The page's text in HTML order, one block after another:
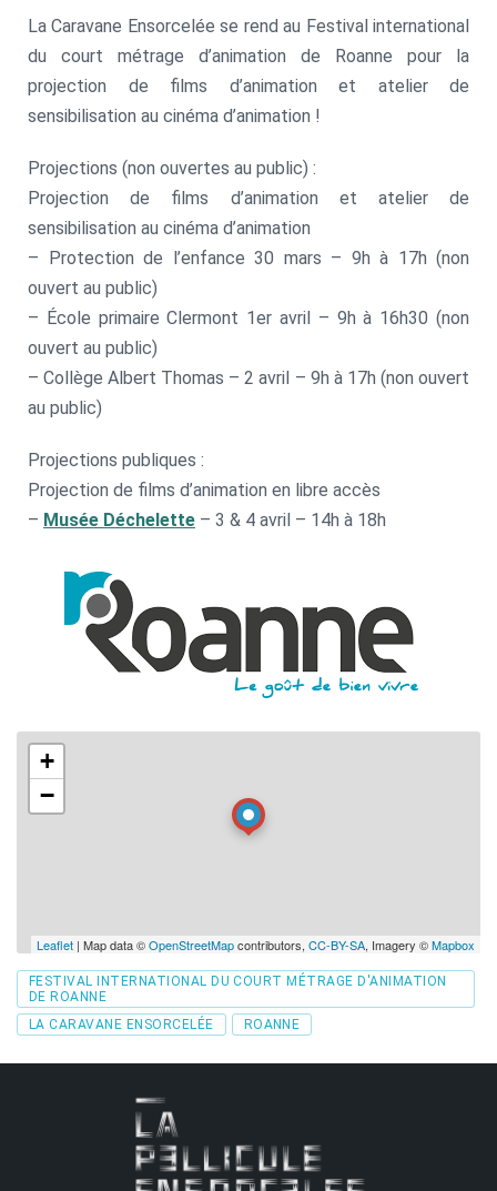
La Caravane Ensorcelée se rend au Festival international
du court métrage d’animation de Roanne pour la
projection de films d’animation et atelier de
sensibilisation au cinéma d’animation !
Projections (non ouvertes au public) :
Projection de films d’animation et atelier de
sensibilisation au cinéma d’animation
– Protection de l’enfance 30 mars – 9h à 17h (non
ouvert au public)
– École primaire Clermont 1er avril – 9h à 16h30 (non
ouvert au public)
– Collège Albert Thomas – 2 avril – 9h à 17h (non ouvert
au public)
Projections publiques :
Projection de films d’animation en libre accès
– Musée Déchelette – 3 & 4 avril – 14h à 18h
+
−
Leaflet | Map data ©OpenStreetMapcontributors, CC-BY-SA, Imagery ©Mapbox
Tags
FESTIVAL INTERNATIONAL DU COURT MÉTRAGE D'ANIMATION
DE ROANNE
LA CARAVANE ENSORCELÉE
ROANNE